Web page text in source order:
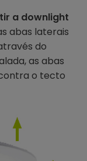
a downlight
abas laterais
do
as abas
o tecto